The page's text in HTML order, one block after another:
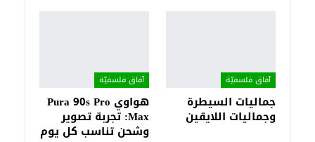
آفاق فلسفيّة‎
جماليات السيطرة
وجماليات اللايقين
آفاق فلسفيّة‎
هواوي Pura 90s Pro
Max: تجربة تصوير
وشحن تناسب كل يوم